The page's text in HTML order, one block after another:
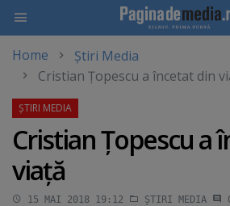
main
content
Home
Știri Media
Cristian Ţopescu a încetat din
Cristian Ţopescu a
viaţă
15 MAI 2018 19:12 ȘTIRI MEDIA